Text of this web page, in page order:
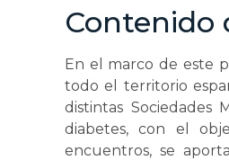
Contenido
En el marco de este
todo el territorio
distintas Sociedades
diabetes, con el
encuentros, se